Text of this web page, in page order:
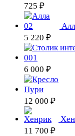
725 ₽
5 220 ₽
6 000 ₽
12 000 ₽
11 700 ₽